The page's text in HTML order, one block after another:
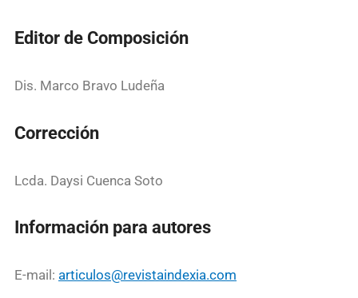
Editor de Composición
Dis. Marco Bravo Ludeña
Corrección
Lcda. Daysi Cuenca Soto
Información para autores
E-mail: articulos@revistaindexia.com